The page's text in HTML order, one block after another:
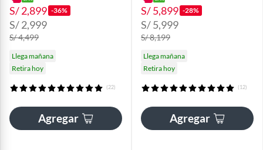
S/ 2,899 -36%
S/ 2,999
S/ 4,499
Llega mañana
Retira hoy
(22)
Agregar
S/ 5,899 -28%
S/ 5,999
S/ 8,199
Llega mañana
Retira hoy
(12)
Agregar